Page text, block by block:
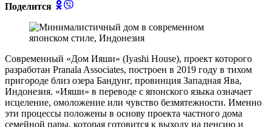
Поделится
Современный «Дом Ияши» (Iyashi House), проект которого
разработан Pranala Associates, построен в 2019 году в тихом
пригороде близ озера Бандунг, провинция Западная Ява,
Индонезия. «Ияши» в переводе с японского языка означает
исцеление, омоложение или чувство безмятежности. Именно
эти процессы положены в основу проекта частного дома
семейной пары, которая готовится к выходу на пенсию и